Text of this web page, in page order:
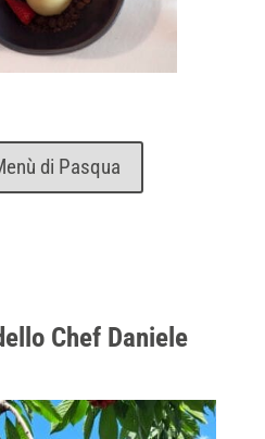
di Pasqua
Chef Daniele